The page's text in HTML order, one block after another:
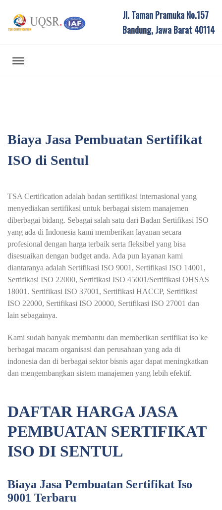
Jl. Taman Pramuka No.157
Bandung, Jawa Barat 40114
Biaya Jasa Pembuatan Sertifikat
ISO di Sentul
TSA Certification adalah badan sertifikasi internasional yang
menyediakan sertifikasi untuk berbagai sistem manajemen
diberbagai bidang. Sebagai salah satu dari Badan Sertifikasi ISO
yang ada di Indonesia kami memberikan layanan secara
profesional dengan harga terbaik serta fleksibel yang bisa
disesuaikan dengan budget anda. Ada pun layanan kami
diantaranya adalah Sertifikasi ISO 9001, Sertifikasi ISO 14001,
Sertifikasi ISO 22000, Sertifikasi ISO 45001/Sertifikasi OHSAS
18001. Sertifikasi ISO 37001, Sertifikasi HACCP, Sertifikasi
ISO 22000, Sertifikasi ISO 20000, Sertifikasi ISO 27001 dan
lain sebagainya.
Kami sudah banyak membantu dan memberikan sertifikat iso ke
berbagai macam organisasi dan perusahaan yang ada di
indonesia dan di berbagai sektor bisnis agar dapat meningkatkan
dan mengembangkan sistem manajemen yang lebih efektif.
DAFTAR HARGA JASA
PEMBUATAN SERTIFIKAT
ISO DI SENTUL
Biaya Jasa Pembuatan Sertifikat Iso
9001 Terbaru